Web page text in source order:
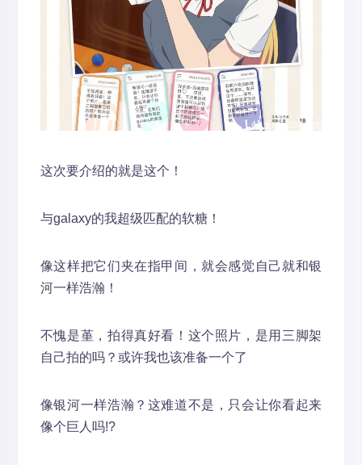
这次要介绍的就是这个！
与galaxy的我超级匹配的软糖！
像这样把它们夹在指甲间，就会感觉自己就和银
河一样浩瀚！
不愧是堇，拍得真好看！这个照片，是用三脚架
自己拍的吗？或许我也该准备一个了
像银河一样浩瀚？这难道不是，只会让你看起来
像个巨人吗!?